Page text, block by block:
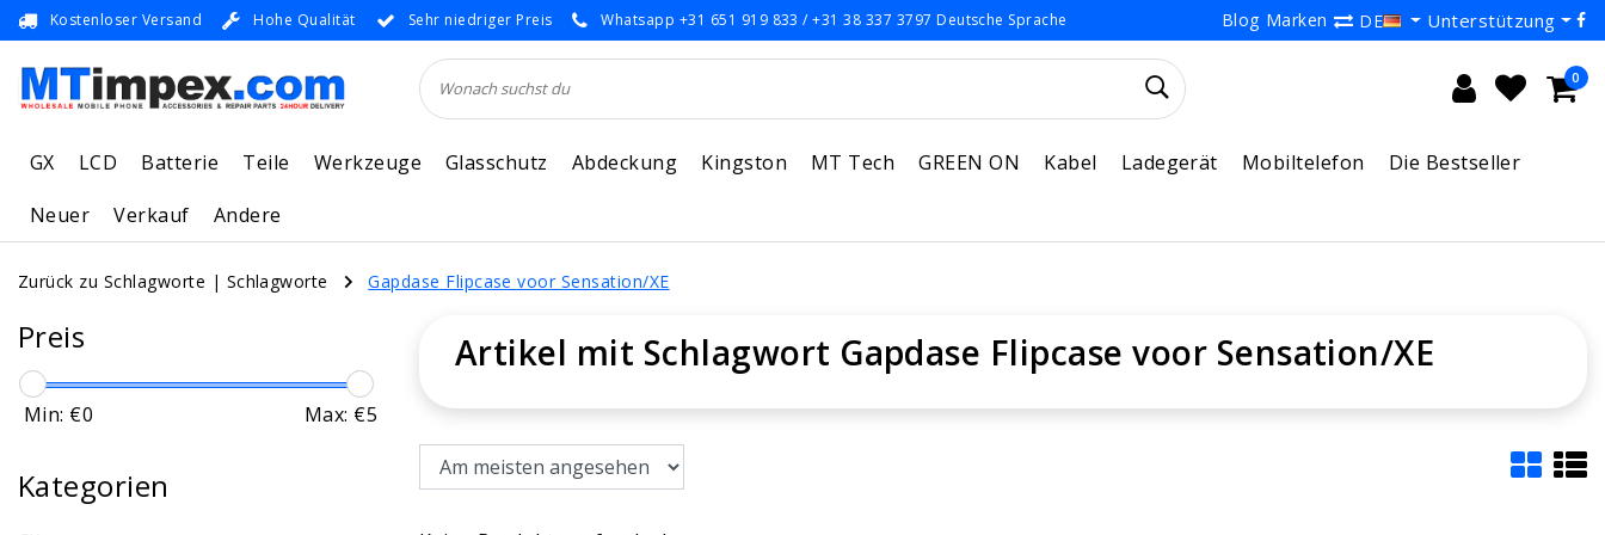
Kostenloser Versand Hohe Qualität Sehr niedriger Preis Whatsapp +31 651 919 833 / +31 38 337 3797 Deutsche Sprache Blog Marken DE Unterstützung
0
GX LCD Batterie Teile Werkzeuge Glasschutz Abdeckung Kingston MT Tech GREEN ON Kabel Ladegerät Mobiltelefon
Die Bestseller
Neuer
Verkauf Andere
Zurück zu Schlagworte | Schlagworte Gapdase Flipcase voor Sensation/XE
Preis
Min: €0 Max: €5
Kategorien
Artikel mit Schlagwort Gapdase Flipcase voor Sensation/XE